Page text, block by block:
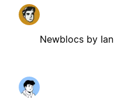
Newblocs by Ian